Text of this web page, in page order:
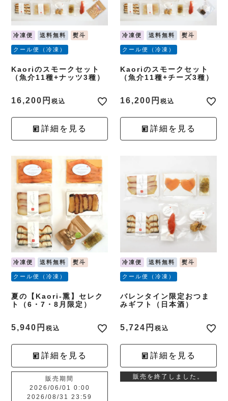
冷凍便 送料無料 熨斗
クール便（冷凍）
Kaoriのスモークセット
（魚介11種+ナッツ3種）
16,200 税込
詳細を見る
冷凍便 送料無料 熨斗
クール便（冷凍）
Kaoriのスモークセット
（魚介11種+チーズ3種）
16,200 税込
詳細を見る
冷凍便 送料無料 熨斗
クール便（冷凍）
夏の【Kaori-熏】セレク
ト（6・7・8月限定）
5,940 税込
詳細を見る
販売期間
2026/06/01 0:00
2026/08/31 23:59
冷凍便 送料無料 熨斗
クール便（冷凍）
バレンタイン限定おつま
みギフト（日本酒）
5,724 税込
詳細を見る
販売を終了しました。